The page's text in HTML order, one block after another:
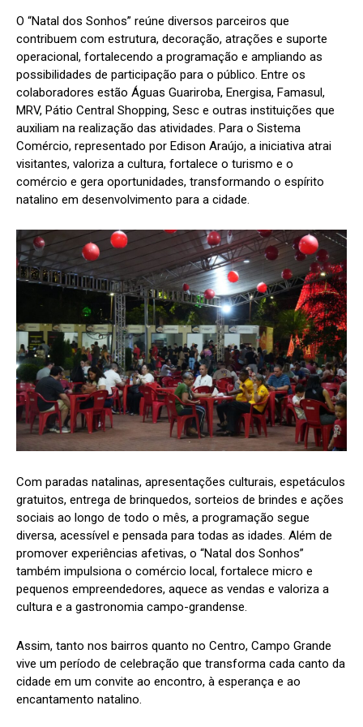
O “Natal dos Sonhos” reúne diversos parceiros que
contribuem com estrutura, decoração, atrações e suporte
operacional, fortalecendo a programação e ampliando as
possibilidades de participação para o público. Entre os
colaboradores estão Águas Guariroba, Energisa, Famasul,
MRV, Pátio Central Shopping, Sesc e outras instituições que
auxiliam na realização das atividades. Para o Sistema
Comércio, representado por Edison Araújo, a iniciativa atrai
visitantes, valoriza a cultura, fortalece o turismo e o
comércio e gera oportunidades, transformando o espírito
natalino em desenvolvimento para a cidade.
Com paradas natalinas, apresentações culturais, espetáculos
gratuitos, entrega de brinquedos, sorteios de brindes e ações
sociais ao longo de todo o mês, a programação segue
diversa, acessível e pensada para todas as idades. Além de
promover experiências afetivas, o “Natal dos Sonhos”
também impulsiona o comércio local, fortalece micro e
pequenos empreendedores, aquece as vendas e valoriza a
cultura e a gastronomia campo-grandense.
Assim, tanto nos bairros quanto no Centro, Campo Grande
vive um período de celebração que transforma cada canto da
cidade em um convite ao encontro, à esperança e ao
encantamento natalino.